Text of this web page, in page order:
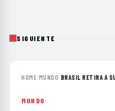
SIGUIENTE
HOME›MUNDO› BRASIL RETIRA A
MUNDO